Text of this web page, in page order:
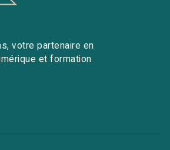
votre partenaire en
et formation